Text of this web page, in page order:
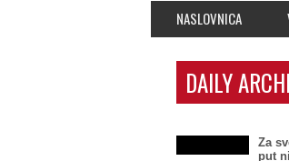
NASLOVNICA
DAILY
Za
put